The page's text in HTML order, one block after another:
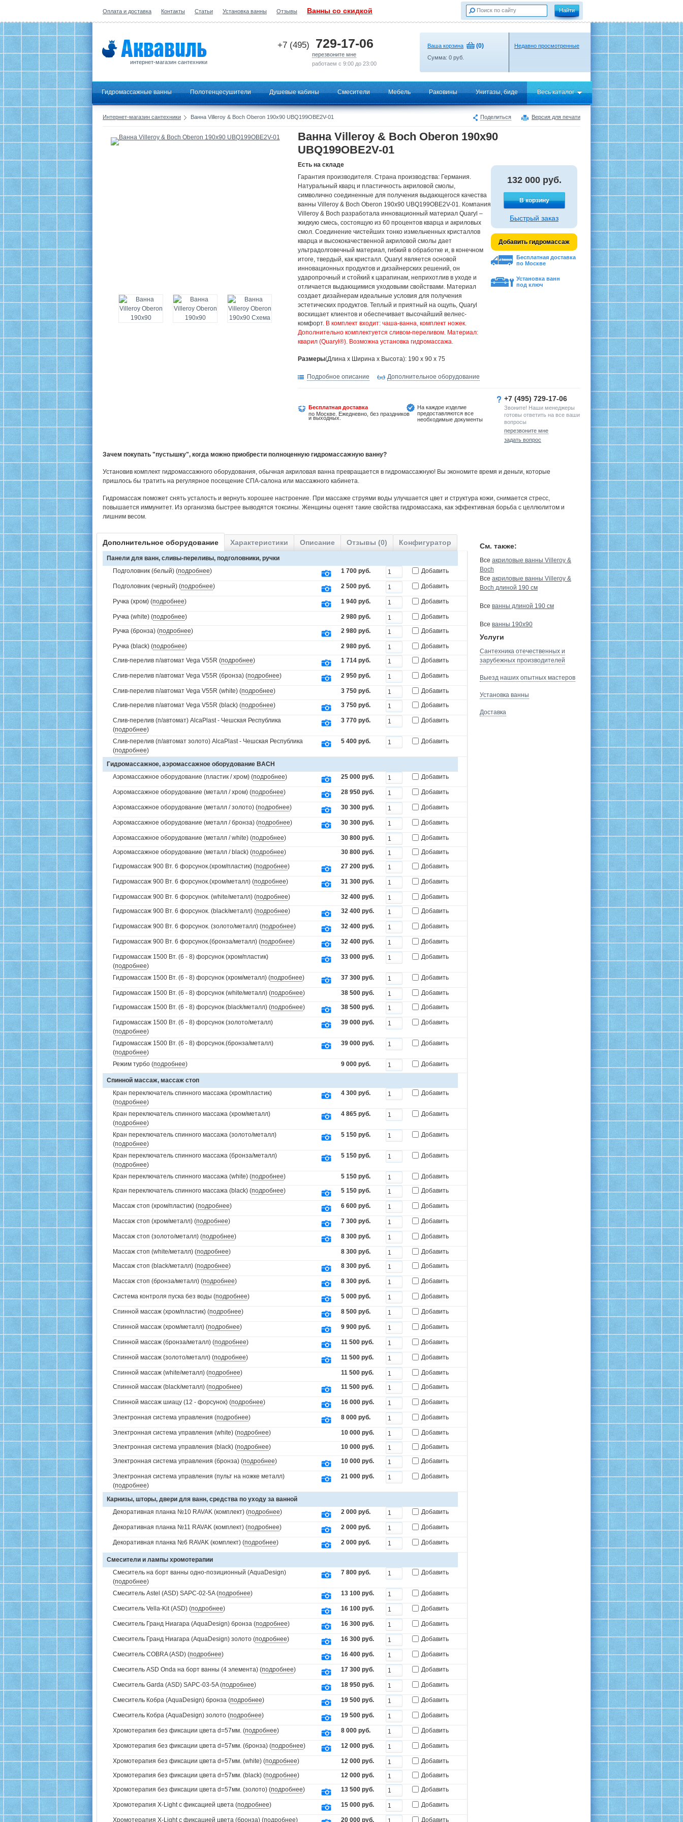
Оплата и доставка Контакты Статьи Установка ванны Отзывы Ванны со скидкой
интернет-магазин сантехники
+7 (495) 729-17-06
перезвоните мне
работаем с 9:00 до 23:00
Ваша корзина (0)
Сумма: 0 руб.
Недавно просмотренные
Гидромассажные ванны Полотенцесушители Душевые кабины Смесители Мебель Раковины Унитазы, биде Весь каталог
Поделиться Версия для печати
Интернет-магазин сантехники Ванна Villeroy & Boch Oberon 190x90 UBQ199OBE2V-01
Ванна Villeroy & Boch Oberon 190x90
UBQ199OBE2V-01
Есть на складе
Гарантия производителя. Страна производства: Германия.
Натуральный кварц и пластичность акриловой смолы,
символично соединенные для получения выдающегося качества
ванны Villeroy & Boch Oberon 190x90 UBQ199OBE2V-01. Компания
Villeroy & Boch разработала инновационный материал Quaryl –
жидкую смесь, состоящую из 60 процентов кварца и акриловых
смол. Соединение чистейших тонко измельченных кристаллов
кварца и высококачественной акриловой смолы дает
ультрадолговечный материал, гибкий в обработке и, в конечном
итоге, твердый, как кристалл. Quaryl является основой
инновационных продуктов и дизайнерских решений, он
ударопрочный и стойкий к царапинам, неприхотлив в уходе и
отличается выдающимися уходовыми свойствами. Материал
создает дизайнерам идеальные условия для получения
эстетических продуктов. Теплый и приятный на ощупь, Quaryl
восхищает клиентов и обеспечивает высочайший велнес-
комфорт. В комплект входит: чаша-ванна, комплект ножек.
Дополнительно комплектуется сливом-переливом. Материал:
кварил (Quaryl®). Возможна установка гидромассажа.
Размеры(Длина х Ширина х Высота): 190 x 90 x 75
132 000 руб.
В корзину
Быстрый заказ
Добавить гидромассаж
Бесплатная доставка
по Москве
Установка ванн
под ключ
Подробное описание Дополнительное оборудование
Бесплатная доставка
по Москве. Ежедневно, без праздников
и выходных.
На каждое изделие
предоставляются все
необходимые документы
+7 (495) 729-17-06
Звоните! Наши менеджеры
готовы ответить на все ваши
вопросы
перезвоните мне
задать вопрос
Зачем покупать "пустышку", когда можно приобрести полноценную гидромассажную ванну?
Установив комплект гидромассажного оборудования, обычная акриловая ванна превращается в гидромассажную! Вы экономите время и деньги, которые
пришлось бы тратить на регулярное посещение СПА-салона или массажного кабинета.
Гидромассаж поможет снять усталость и вернуть хорошее настроение. При массаже струями воды улучшается цвет и структура кожи, снимается стресс,
повышается иммунитет. Из организма быстрее выводятся токсины. Женщины оценят такие свойства гидромассажа, как эффективная борьба с целлюлитом и
лишним весом.
Дополнительное оборудование Характеристики Описание Отзывы (0) Конфигуратор
Панели для ванн, сливы-переливы, подголовники, ручки
Подголовник (белый) (подробнее) 1 700 руб. Добавить
Подголовник (черный) (подробнее) 2 500 руб. Добавить
Ручка (хром) (подробнее) 1 940 руб. Добавить
Ручка (white) (подробнее) 2 980 руб.
Добавить
Ручка (бронза) (подробнее) 2 980 руб. Добавить
Ручка (black) (подробнее) 2 980 руб.
Добавить
Слив-перелив п/автомат Vega V55R (подробнее) 1 714 руб. Добавить
Слив-перелив п/автомат Vega V55R (бронза) (подробнее) 2 950 руб. Добавить
Слив-перелив п/автомат Vega V55R (white) (подробнее) 3 750 руб.
Добавить
Слив-перелив п/автомат Vega V55R (black) (подробнее) 3 750 руб. Добавить
Слив-перелив (п/автомат) AlcaPlast - Чешская Республика
(подробнее)
3 770 руб. Добавить
Слив-перелив (п/автомат золото) AlcaPlast - Чешская Республика
(подробнее)
5 400 руб. Добавить
Гидромассажное, аэромассажное оборудование BACH
Аэромассажное оборудование (пластик / хром) (подробнее) 25 000 руб. Добавить
Аэромассажное оборудование (металл / хром) (подробнее) 28 950 руб. Добавить
Аэромассажное оборудование (металл / золото) (подробнее) 30 300 руб. Добавить
Аэромассажное оборудование (металл / бронза) (подробнее) 30 300 руб. Добавить
Аэромассажное оборудование (металл / white) (подробнее) 30 800 руб.
Добавить
Аэромассажное оборудование (металл / black) (подробнее) 30 800 руб.
Добавить
Гидромассаж 900 Вт. 6 форсунок.(хром/пластик) (подробнее) 27 200 руб. Добавить
Гидромассаж 900 Вт. 6 форсунок.(хром/металл) (подробнее) 31 300 руб. Добавить
Гидромассаж 900 Вт. 6 форсунок. (white/металл) (подробнее) 32 400 руб.
Добавить
Гидромассаж 900 Вт. 6 форсунок. (black/металл) (подробнее) 32 400 руб. Добавить
Гидромассаж 900 Вт. 6 форсунок. (золото/металл) (подробнее) 32 400 руб. Добавить
Гидромассаж 900 Вт. 6 форсунок.(бронза/металл) (подробнее) 32 400 руб. Добавить
Гидромассаж 1500 Вт. (6 - 8) форсунок (хром/пластик)
(подробнее)
33 000 руб. Добавить
Гидромассаж 1500 Вт. (6 - 8) форсунок (хром/металл) (подробнее) 37 300 руб. Добавить
Гидромассаж 1500 Вт. (6 - 8) форсунок (white/металл) (подробнее) 38 500 руб.
Добавить
Гидромассаж 1500 Вт. (6 - 8) форсунок (black/металл) (подробнее) 38 500 руб. Добавить
Гидромассаж 1500 Вт. (6 - 8) форсунок (золото/металл)
(подробнее)
39 000 руб. Добавить
Гидромассаж 1500 Вт. (6 - 8) форсунок.(бронза/металл)
(подробнее)
39 000 руб. Добавить
Режим турбо (подробнее) 9 000 руб. Добавить
Спинной массаж, массаж стоп
Кран переключатель спинного массажа (хром/пластик)
(подробнее)
4 300 руб. Добавить
Кран переключатель спинного массажа (хром/металл)
(подробнее)
4 865 руб. Добавить
Кран переключатель спинного массажа (золото/металл)
(подробнее)
5 150 руб. Добавить
Кран переключатель спинного массажа (бронза/металл)
(подробнее)
5 150 руб. Добавить
Кран переключатель спинного массажа (white) (подробнее) 5 150 руб.
Добавить
Кран переключатель спинного массажа (black) (подробнее) 5 150 руб. Добавить
Массаж стоп (хром/пластик) (подробнее) 6 600 руб. Добавить
Массаж стоп (хром/металл) (подробнее) 7 300 руб. Добавить
Массаж стоп (золото/металл) (подробнее) 8 300 руб. Добавить
Массаж стоп (white/металл) (подробнее) 8 300 руб.
Добавить
Массаж стоп (black/металл) (подробнее) 8 300 руб. Добавить
Массаж стоп (бронза/металл) (подробнее) 8 300 руб. Добавить
Система контроля пуска без воды (подробнее) 5 000 руб. Добавить
Спинной массаж (хром/пластик) (подробнее) 8 500 руб. Добавить
Спинной массаж (хром/металл) (подробнее) 9 900 руб. Добавить
Спинной массаж (бронза/металл) (подробнее) 11 500 руб. Добавить
Спинной массаж (золото/металл) (подробнее) 11 500 руб. Добавить
Спинной массаж (white/металл) (подробнее) 11 500 руб.
Добавить
Спинной массаж (black/металл) (подробнее) 11 500 руб. Добавить
Спинной массаж шиацу (12 - форсунок) (подробнее) 16 000 руб. Добавить
Электронная система управления (подробнее) 8 000 руб. Добавить
Электронная система управления (white) (подробнее) 10 000 руб.
Добавить
Электронная система управления (black) (подробнее) 10 000 руб.
Добавить
Электронная система управления (бронза) (подробнее) 10 000 руб. Добавить
Электронная система управления (пульт на ножке металл)
(подробнее)
21 000 руб. Добавить
Карнизы, шторы, двери для ванн, средства по уходу за ванной
Декоративная планка №10 RAVAK (комплект) (подробнее) 2 000 руб. Добавить
Декоративная планка №11 RAVAK (комплект) (подробнее) 2 000 руб. Добавить
Декоративная планка №6 RAVAK (комплект) (подробнее) 2 000 руб. Добавить
Смесители и лампы хромотерапии
Смеситель на борт ванны одно-позиционный (AquaDesign)
(подробнее)
7 800 руб. Добавить
Смеситель Astel (ASD) SAPC-02-5A (подробнее) 13 100 руб. Добавить
Смеситель Vella-Kit (ASD) (подробнее) 16 100 руб. Добавить
Смеситель Гранд Ниагара (AquaDesign) бронза (подробнее) 16 300 руб. Добавить
Смеситель Гранд Ниагара (AquaDesign) золото (подробнее) 16 300 руб. Добавить
Смеситель COBRA (ASD) (подробнее) 16 400 руб. Добавить
Смеситель ASD Onda на борт ванны (4 элемента) (подробнее) 17 300 руб. Добавить
Смеситель Garda (ASD) SAPC-03-5A (подробнее) 18 950 руб. Добавить
Смеситель Кобра (AquaDesign) бронза (подробнее) 19 500 руб. Добавить
Смеситель Кобра (AquaDesign) золото (подробнее) 19 500 руб. Добавить
Хромотерапия без фиксации цвета d=57мм. (подробнее) 8 000 руб. Добавить
Хромотерапия без фиксации цвета d=57мм. (бронза) (подробнее) 12 000 руб. Добавить
Хромотерапия без фиксации цвета d=57мм. (white) (подробнее) 12 000 руб.
Добавить
Хромотерапия без фиксации цвета d=57мм. (black) (подробнее) 12 000 руб.
Добавить
Хромотерапия без фиксации цвета d=57мм. (золото) (подробнее) 13 500 руб. Добавить
Хромотерапия X-Light с фиксацией цвета (подробнее) 15 000 руб. Добавить
Хромотерапия X-Light с фиксацией цвета (бронза) (подробнее) 20 000 руб. Добавить
См. также:
Все акриловые ванны Villeroy &
Boch
Все акриловые ванны Villeroy &
Boch длиной 190 см
Все ванны длиной 190 см
Все ванны 190х90
Услуги
Сантехника отечественных и
зарубежных производителей
Выезд наших опытных мастеров
Установка ванны
Доставка